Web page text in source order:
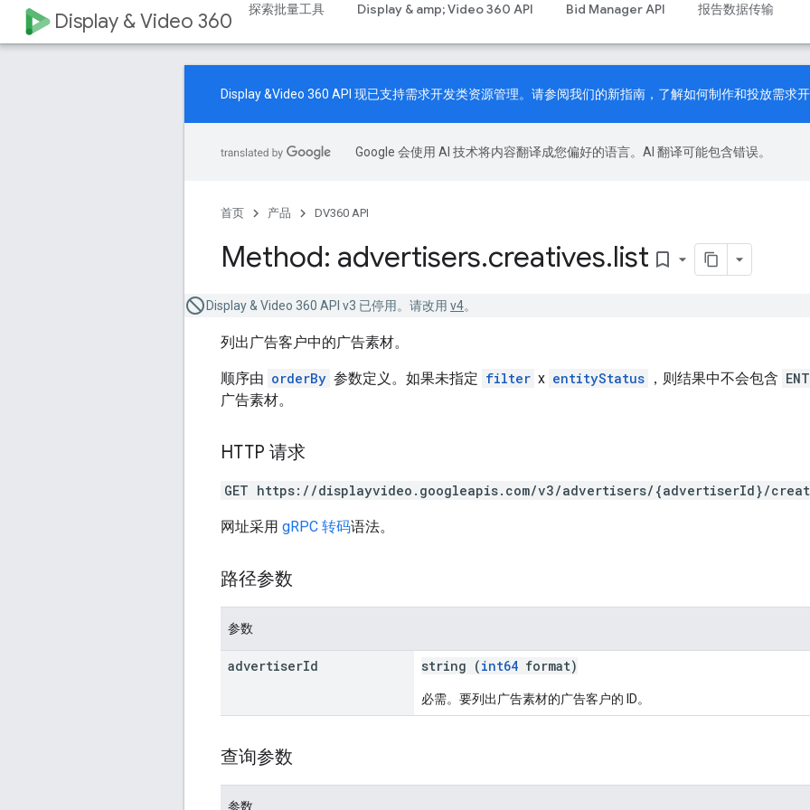
Display & Video 360 探索批量工具 Display & amp; Video 360 API Bid Manager API 报告数据传输
Display &Video 360 API 现已支持需求开发类资源管理。请参阅我们的新指南 ，了解如何制作和投放需求
Google 会使用 AI 技术将内容翻译成您偏好的语言。AI 翻译可能包含错误。
首页 产品 DV360 API
Method: advertisers.creatives.list bookmark_border
Display & Video 360 API v3 已停用。请改用 v4。
列出广告客户中的广告素材。
顺序由 orderBy 参数定义。如果未指定 filter x entityStatus ，则结果中不会包含
广告素材。
HTTP 请求
GET https://displayvideo.googleapis.com/v3/advertisers/{advertiserId}/
网址采用 gRPC 转码语法。
路径参数
参数
advertiserId string (int64 format)
必需。要列出广告素材的广告客户的 ID。
查询参数
参数